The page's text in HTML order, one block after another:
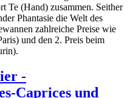
Te (Hand) zusammen. Seither
Phantasie die Welt des
zahlreiche Preise wie
und den 2. Preis beim
-
Caprices und